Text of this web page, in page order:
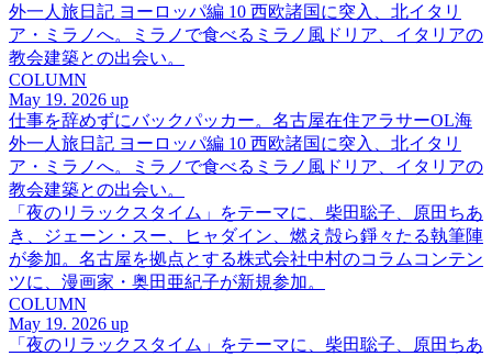
外一人旅日記 ヨーロッパ編 10 西欧諸国に突入、北イタリ
ア・ミラノへ。ミラノで食べるミラノ風ドリア、イタリアの
教会建築との出会い。
COLUMN
May 19. 2026 up
仕事を辞めずにバックパッカー。名古屋在住アラサーOL海
外一人旅日記 ヨーロッパ編 10 西欧諸国に突入、北イタリ
ア・ミラノへ。ミラノで食べるミラノ風ドリア、イタリアの
教会建築との出会い。
「夜のリラックスタイム」をテーマに、柴田聡子、原田ちあ
き、ジェーン・スー、ヒャダイン、燃え殻ら錚々たる執筆陣
が参加。名古屋を拠点とする株式会社中村のコラムコンテン
ツに、漫画家・奥田亜紀子が新規参加。
COLUMN
May 19. 2026 up
「夜のリラックスタイム」をテーマに、柴田聡子、原田ちあ